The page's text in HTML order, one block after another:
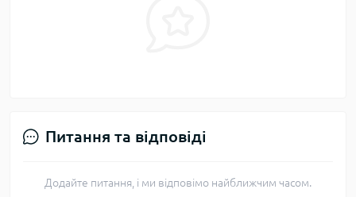
Питання та відповіді
Додайте питання, і ми відповімо найближчим часом.